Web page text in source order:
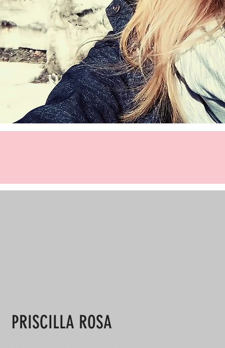
PRISCILLA ROSA